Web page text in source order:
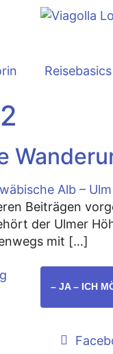
Reisebasics
Beiträgen
der Ulmer
mit […]
– JA – ICH